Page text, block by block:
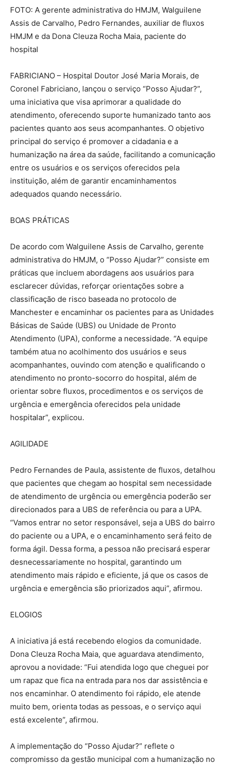
FOTO: A gerente administrativa do HMJM, Walguilene
Assis de Carvalho, Pedro Fernandes, auxiliar de fluxos
HMJM e da Dona Cleuza Rocha Maia, paciente do
hospital
FABRICIANO – Hospital Doutor José Maria Morais, de
Coronel Fabriciano, lançou o serviço “Posso Ajudar?”,
uma iniciativa que visa aprimorar a qualidade do
atendimento, oferecendo suporte humanizado tanto aos
pacientes quanto aos seus acompanhantes. O objetivo
principal do serviço é promover a cidadania e a
humanização na área da saúde, facilitando a comunicação
entre os usuários e os serviços oferecidos pela
instituição, além de garantir encaminhamentos
adequados quando necessário.
BOAS PRÁTICAS
De acordo com Walguilene Assis de Carvalho, gerente
administrativa do HMJM, o “Posso Ajudar?” consiste em
práticas que incluem abordagens aos usuários para
esclarecer dúvidas, reforçar orientações sobre a
classificação de risco baseada no protocolo de
Manchester e encaminhar os pacientes para as Unidades
Básicas de Saúde (UBS) ou Unidade de Pronto
Atendimento (UPA), conforme a necessidade. “A equipe
também atua no acolhimento dos usuários e seus
acompanhantes, ouvindo com atenção e qualificando o
atendimento no pronto-socorro do hospital, além de
orientar sobre fluxos, procedimentos e os serviços de
urgência e emergência oferecidos pela unidade
hospitalar”, explicou.
AGILIDADE
Pedro Fernandes de Paula, assistente de fluxos, detalhou
que pacientes que chegam ao hospital sem necessidade
de atendimento de urgência ou emergência poderão ser
direcionados para a UBS de referência ou para a UPA.
“Vamos entrar no setor responsável, seja a UBS do bairro
do paciente ou a UPA, e o encaminhamento será feito de
forma ágil. Dessa forma, a pessoa não precisará esperar
desnecessariamente no hospital, garantindo um
atendimento mais rápido e eficiente, já que os casos de
urgência e emergência são priorizados aqui”, afirmou.
ELOGIOS
A iniciativa já está recebendo elogios da comunidade.
Dona Cleuza Rocha Maia, que aguardava atendimento,
aprovou a novidade: “Fui atendida logo que cheguei por
um rapaz que fica na entrada para nos dar assistência e
nos encaminhar. O atendimento foi rápido, ele atende
muito bem, orienta todas as pessoas, e o serviço aqui
está excelente”, afirmou.
A implementação do “Posso Ajudar?” reflete o
compromisso da gestão municipal com a humanização no